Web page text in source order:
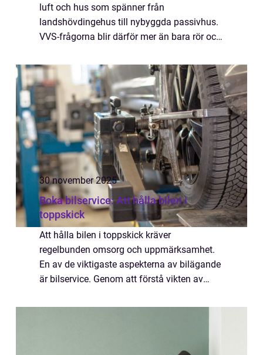
luft och hus som spänner från
landshövdingehus till nybyggda passivhus.
VVS-frågorna blir därför mer än bara rör och
30 november 2025
Boka bilservice: Att hålla bilen i
toppskick
Att hålla bilen i toppskick kräver
regelbunden omsorg och uppmärksamhet.
En av de viktigaste aspekterna av bilägande
är bilservice. Genom att förstå vikten av